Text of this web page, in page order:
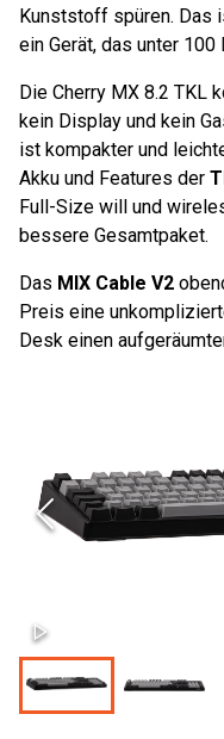
Kunststoff spüren. Das
ein Gerät, das unter 100
Die Cherry MX 8.2 TKL
kein Display und kein
ist kompakter und
Akku und Features der
Full-Size will und
bessere Gesamtpaket.
Das MIX Cable V2
Preis eine
Desk einen